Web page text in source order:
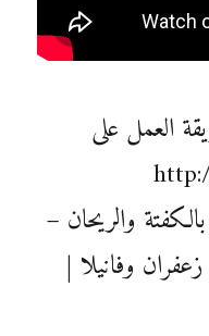
العمل على
والريحان –
وفانيلا |